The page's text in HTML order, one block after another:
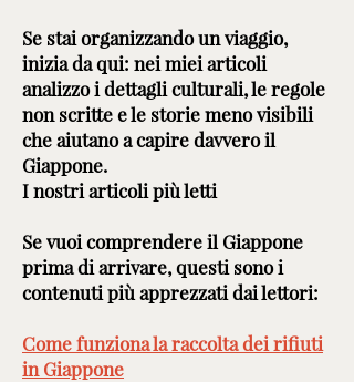
Se stai organizzando un viaggio,
inizia da qui: nei miei articoli
analizzo i dettagli culturali, le regole
non scritte e le storie meno visibili
che aiutano a capire davvero il
Giappone.
I nostri articoli più letti
Se vuoi comprendere il Giappone
prima di arrivare, questi sono i
contenuti più apprezzati dai lettori:
Come funziona la raccolta dei rifiuti
in Giappone